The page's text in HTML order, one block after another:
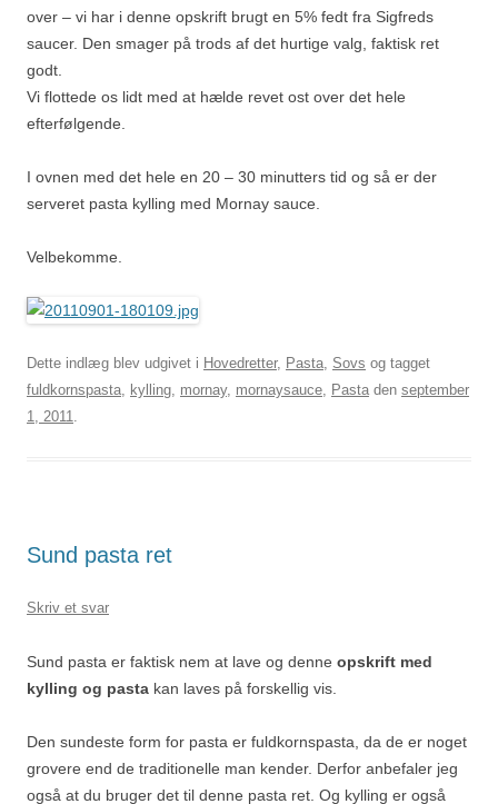
over – vi har i denne opskrift brugt en 5% fedt fra Sigfreds
saucer. Den smager på trods af det hurtige valg, faktisk ret
godt.
Vi flottede os lidt med at hælde revet ost over det hele
efterfølgende.
I ovnen med det hele en 20 – 30 minutters tid og så er der
serveret pasta kylling med Mornay sauce.
Velbekomme.
Dette indlæg blev udgivet i Hovedretter, Pasta, Sovs og tagget
fuldkornspasta, kylling, mornay, mornaysauce, Pasta den september
1, 2011.
Sund pasta ret
Skriv et svar
Sund pasta er faktisk nem at lave og denne opskrift med
kylling og pasta kan laves på forskellig vis.
Den sundeste form for pasta er fuldkornspasta, da de er noget
grovere end de traditionelle man kender. Derfor anbefaler jeg
også at du bruger det til denne pasta ret. Og kylling er også